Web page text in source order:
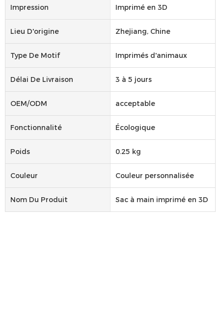
Impression Imprimé en 3D
Lieu D'origine Zhejiang, Chine
Type De Motif Imprimés d'animaux
Délai De Livraison 3 à 5 jours
OEM/ODM acceptable
Fonctionnalité Écologique
Poids 0.25 kg
Couleur Couleur personnalisée
Nom Du Produit Sac à main imprimé en 3D